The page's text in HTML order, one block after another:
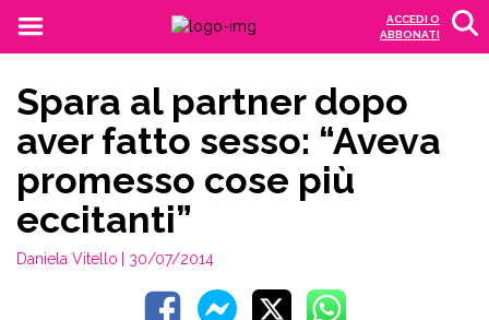
ACCEDI O
ABBONATI
Spara al partner dopo
aver fatto sesso: “Aveva
promesso cose più
eccitanti”
Daniela Vitello | 30/07/2014